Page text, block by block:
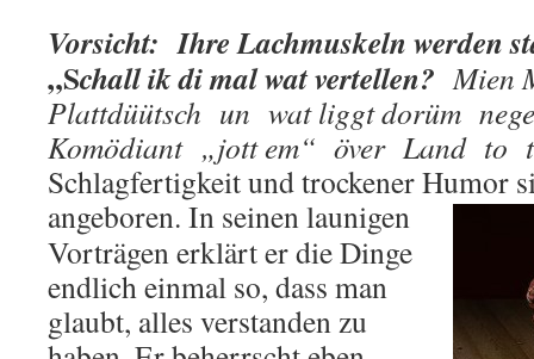
Vorsicht: Ihre Lachmuskeln werden
„Schall ik di mal wat vertellen? Mien
Plattdüütsch un wat liggt dorüm
Komödiant „jott em“ över Land to
Schlagfertigkeit und trockener Humor
angeboren. In seinen launigen
Vorträgen erklärt er die Dinge
endlich einmal so, dass man
glaubt, alles verstanden zu